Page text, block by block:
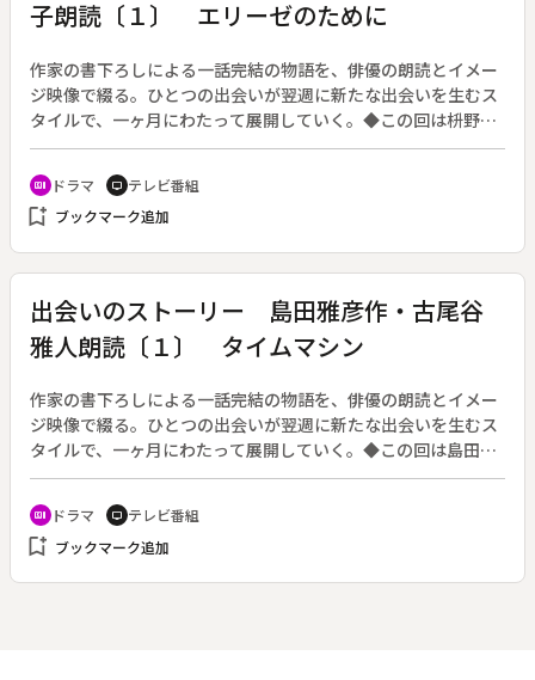
子朗読〔１〕 エリーゼのために
作家の書下ろしによる一話完結の物語を、俳優の朗読とイメー
ジ映像で綴る。ひとつの出会いが翌週に新たな出会いを生むス
タイルで、一ヶ月にわたって展開していく。◆この回は枡野浩
一作・冨田靖子朗読の第１回「エリーゼのために」。
recent_actors ドラマ tv テレビ番組
bookmark_add ブックマーク追加
出会いのストーリー 島田雅彦作・古尾谷
雅人朗読〔１〕 タイムマシン
作家の書下ろしによる一話完結の物語を、俳優の朗読とイメー
ジ映像で綴る。ひとつの出会いが翌週に新たな出会いを生むス
タイルで、一ヶ月にわたって展開していく。◆この回は島田雅
彦作・古尾谷雅人朗読の第１回「タイムマシン」。
recent_actors ドラマ tv テレビ番組
bookmark_add ブックマーク追加